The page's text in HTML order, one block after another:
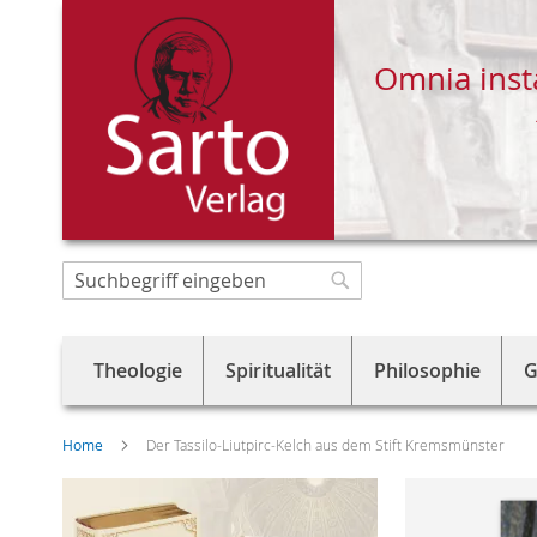
Direkt
zum
Omnia
Suche
Theologie Spiritualität Philosophie
Home Der Tassilo-Liutpirc-Kelch aus dem Stift Kremsmünster